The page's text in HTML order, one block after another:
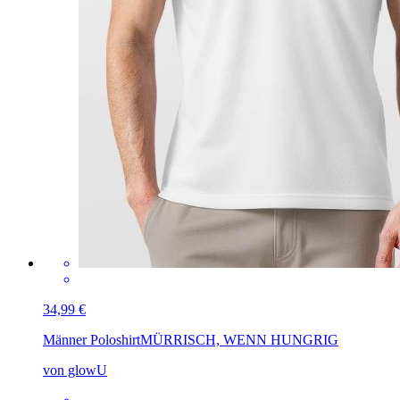
34,99 €
Männer PoloshirtMÜRRISCH, WENN HUNGRIG
von glowU